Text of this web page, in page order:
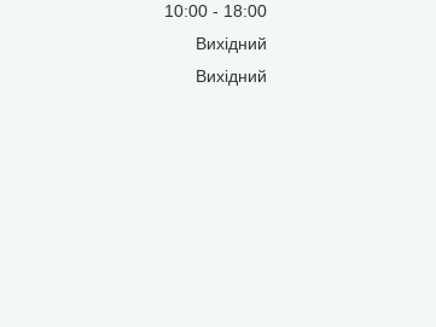
10:00
18:00
Вихідний
Вихідний